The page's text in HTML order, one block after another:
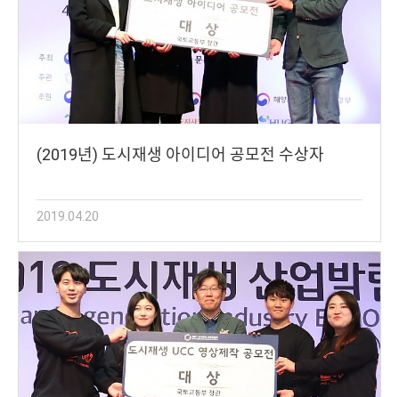
(2019년) 도시재생 아이디어 공모전 수상자
2019.04.20